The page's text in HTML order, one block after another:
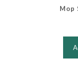
Mop